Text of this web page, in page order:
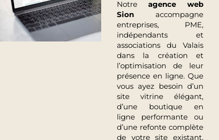
Notreagence web
Sionaccompagne
entreprises, PME,
indépendants et
associations du Valais
dans la création et
l’optimisation de leur
présence en ligne. Que
vous ayez besoin d’un
site vitrine élégant,
d’une boutique en
ligne performante ou
d’une refonte complète
de votre site existant,